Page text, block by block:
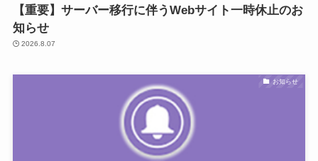
【重要】サーバー移行に伴うWebサイト一時休止のお
知らせ
2026.8.07
お知らせ